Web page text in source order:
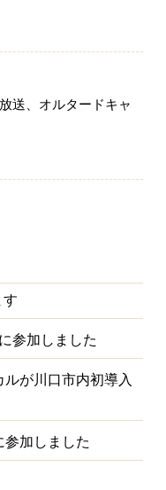
送、オルタードキャ
す
参加しました
が川口市内初導入
参加しました